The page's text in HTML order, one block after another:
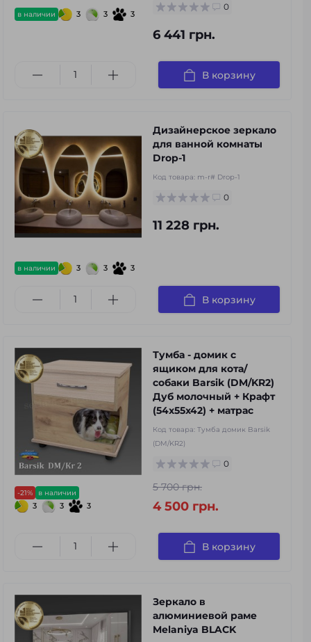
в наличии 3 3 3
0
6 441 грн.
В корзину
в наличии 3 3 3
Дизайнерское зеркало
для ванной комнаты
Drop-1
Код товара: m-r# Drop-1
0
11 228 грн.
В корзину
-21% в наличии
3 3 3
Тумба - домик с
ящиком для кота/
собаки Barsik (DM/KR2)
Дуб молочный + Крафт
(54x55x42) + матрас
Код товара: Тумба домик Barsik
(DM/KR2)
0
5 700 грн.
4 500 грн.
В корзину
Зеркало в
алюминиевой раме
Melaniya BLACK